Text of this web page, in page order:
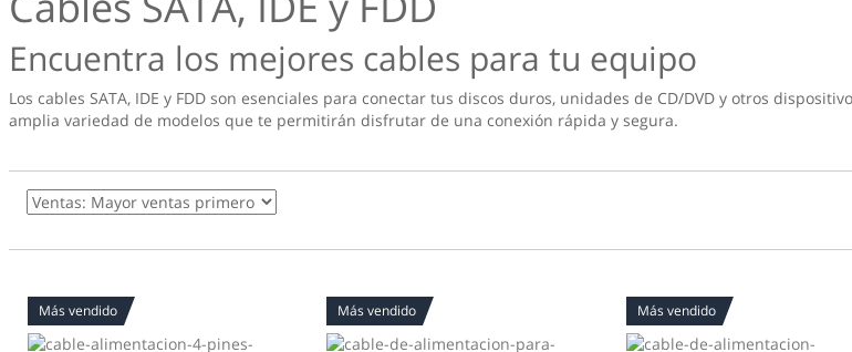
Encuentra los mejores cables para tu equipo
Los cables SATA, IDE y FDD son esenciales para conectar tus discos duros, unidades de CD/DVD y otros
amplia variedad de modelos que te permitirán disfrutar de una conexión rápida y segura.
Más vendido Más vendido Más vendido